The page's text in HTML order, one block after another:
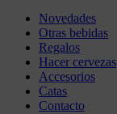
Novedades
Otras bebidas
Regalos
Hacer cervezas
Accesorios
Catas
Contacto